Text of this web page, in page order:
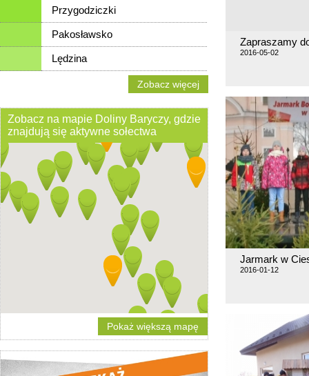
Przygodziczki
Pakosławsko
Lędzina
Zobacz więcej
Zobacz na mapie Doliny Baryczy, gdzie
znajdują się aktywne sołectwa
Pokaż większą mapę
Zapraszamy
2016-05-02
Jarmark w
2016-01-12